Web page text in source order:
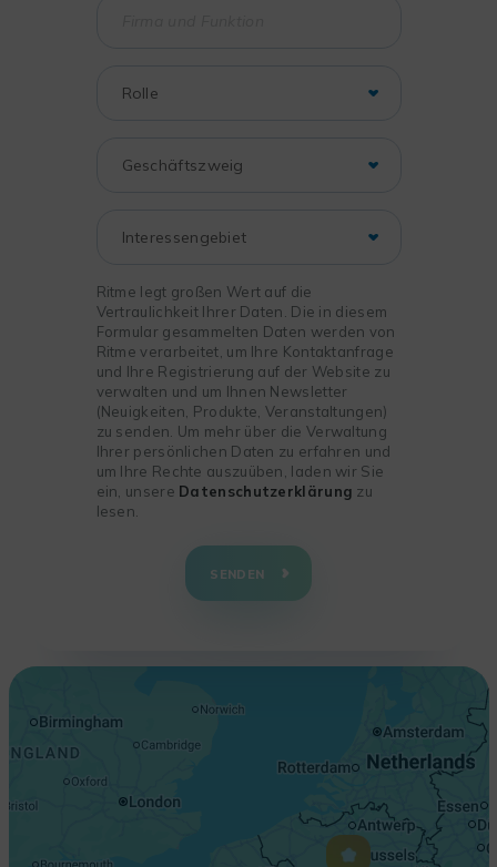
Ritme legt großen Wert auf die
Vertraulichkeit Ihrer Daten. Die in diesem
Formular gesammelten Daten werden von
Ritme verarbeitet, um Ihre Kontaktanfrage
und Ihre Registrierung auf der Website zu
verwalten und um Ihnen Newsletter
(Neuigkeiten, Produkte, Veranstaltungen)
zu senden. Um mehr über die Verwaltung
Ihrer persönlichen Daten zu erfahren und
um Ihre Rechte auszuüben, laden wir Sie
ein, unsere Datenschutzerklärung zu
lesen.
SENDEN